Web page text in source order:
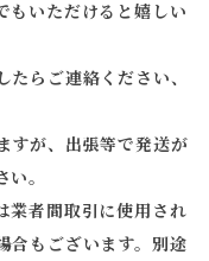
もいただけると嬉しい
らご連絡ください、
すが、出張等で発送が
。
業者間取引に使用され
合もございます。別途